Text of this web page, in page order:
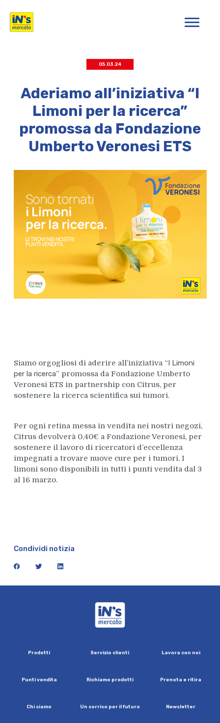
iN's Mercato
05.03.24
Aderiamo all’iniziativa “I
Limoni per la ricerca”
promossa da Fondazione
Umberto Veronesi ETS
Siamo orgogliosi di aderire all’iniziativa “I Limoni
per la ricerca” promossa da Fondazione Umberto
Veronesi ETS in partnership con Citrus, per
sostenere la ricerca scientifica sui tumori.
Per ogni retina messa in vendita nei nostri negozi,
Citrus devolverà 0,40€ a Fondazione Veronesi, per
sostenere il lavoro di ricercatori d’eccellenza
impegnati a trovare nuove cure per i tumori. I
limoni sono disponibili in tutti i punti vendita dal 3
al 16 marzo.
Condividi notizia
facebook twitter linkedin
Prodotti Servizio clienti Lavora con noi
Puntivendita Richiamo prodotti Prenota e ritira
Chi siamo Un sorriso per ilfuturo Newsletter